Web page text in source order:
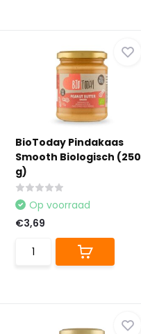
BioToday Pindakaas
Smooth Biologisch (250
g)
Op voorraad
€3,69